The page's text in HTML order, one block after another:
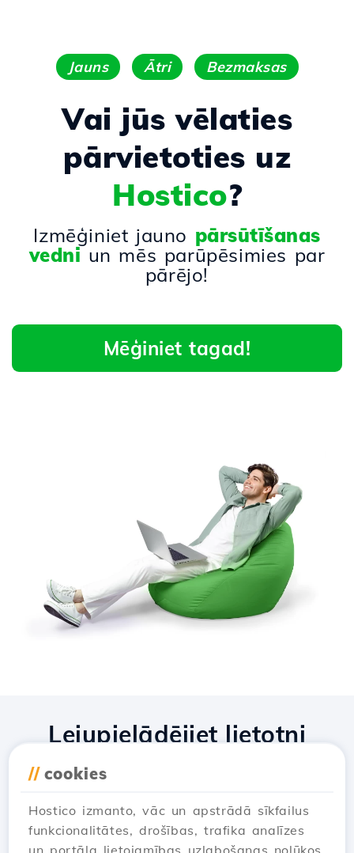
Jauns Ātri Bezmaksas
Vai jūs vēlaties
pārvietoties uz
Hostico?
Izmēģiniet jauno pārsūtīšanas
vedni un mēs parūpēsimies par
pārējo!
Mēģiniet tagad!
// cookies
Hostico izmanto, vāc un apstrādā sīkfailus
funkcionalitātes, drošības, trafika analīzes
un portāla lietojamības uzlabošanas nolūkos.
Lejupielādējiet lietotni